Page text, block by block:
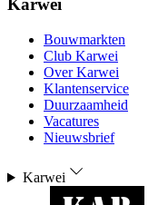
Karwei
Bouwmarkten
Club Karwei
Over Karwei
Klantenservice
Duurzaamheid
Vacatures
Nieuwsbrief
Karwei